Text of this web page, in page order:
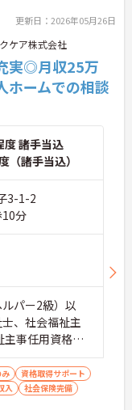
更新日：2026年05月26日
ケア株式会社
実◎月収25万
ームでの相談
度 諸手当込
（諸手当込）
3-1-2
10分
パー2級）以
、社会福祉主
事任用資格の
車運転必須
み
資格取得サポート
入
社会保険完備